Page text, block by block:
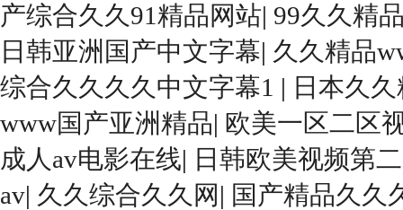
产综合久久91精品网站| 99久久精
日韩亚洲国产中文字幕| 久久精品
综合久久久久中文字幕1 | 日本久
www国产亚洲精品| 欧美一区二区
成人av电影在线| 日韩欧美视频第
av| 久久综合久久网 | 国产精品久久